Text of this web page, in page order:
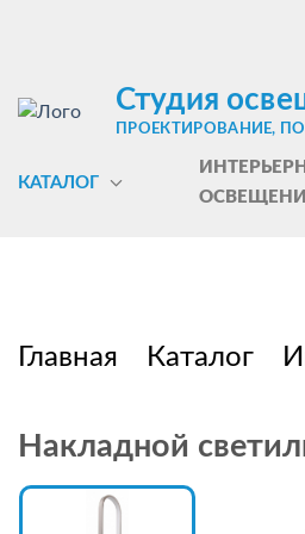
Студия
ПРОЕКТИРОВАНИЕ,
КАТАЛОГ
Главная Каталог
Накладной